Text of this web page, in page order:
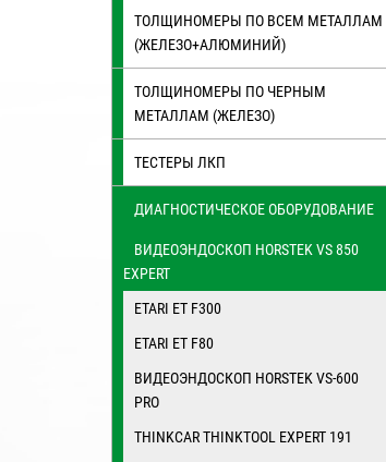
ТОЛЩИНОМЕРЫ ПО ВСЕМ МЕТАЛЛАМ
(ЖЕЛЕЗО+АЛЮМИНИЙ)
ТОЛЩИНОМЕРЫ ПО ЧЕРНЫМ
МЕТАЛЛАМ (ЖЕЛЕЗО)
ТЕСТЕРЫ ЛКП
ДИАГНОСТИЧЕСКОЕ ОБОРУДОВАНИЕ
ВИДЕОЭНДОСКОП HORSTEK VS 850
EXPERT
ETARI ET F300
ETARI ET F80
ВИДЕОЭНДОСКОП HORSTEK VS-600
PRO
THINKСAR THINKTООL ЕXPERT 191